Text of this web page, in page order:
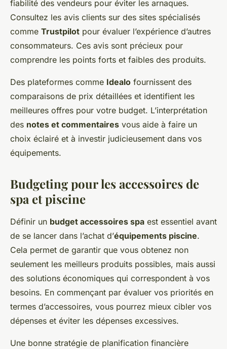
fiabilité des vendeurs pour éviter les arnaques.
Consultez les avis clients sur des sites spécialisés
comme Trustpilot pour évaluer l’expérience d’autres
consommateurs. Ces avis sont précieux pour
comprendre les points forts et faibles des produits.
Des plateformes comme Idealo fournissent des
comparaisons de prix détaillées et identifient les
meilleures offres pour votre budget. L’interprétation
des notes et commentaires vous aide à faire un
choix éclairé et à investir judicieusement dans vos
équipements.
Budgeting pour les accessoires de
spa et piscine
Définir un budget accessoires spa est essentiel avant
de se lancer dans l’achat d’équipements piscine.
Cela permet de garantir que vous obtenez non
seulement les meilleurs produits possibles, mais aussi
des solutions économiques qui correspondent à vos
besoins. En commençant par évaluer vos priorités en
termes d’accessoires, vous pourrez mieux cibler vos
dépenses et éviter les dépenses excessives.
Une bonne stratégie de planification financière